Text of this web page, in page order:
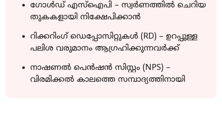
ഗോൾഡ് എസ്‌ഐപി – സ്വർണത്തിൽ ചെറിയ
തുകകളായി നിക്ഷേപിക്കാൻ
റിക്കറിംഗ് ഡെപ്പോസിറ്റുകൾ (RD) – ഉറപ്പുള്ള
പലിശ വരുമാനം ആഗ്രഹിക്കുന്നവർക്ക്
നാഷണൽ പെൻഷൻ സിസ്റ്റം (NPS) –
വിരമിക്കൽ കാലത്തെ സമ്പാദ്യത്തിനായി